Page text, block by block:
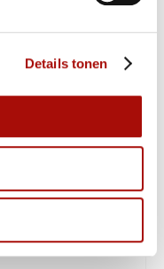
Details tonen
Clementi